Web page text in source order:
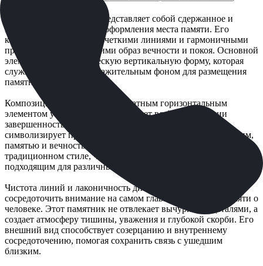
Памятник ММ/D-1191 представляет собой сдержанное и
элегантное решение для оформления места памяти. Его
конструкция отличается четкими линиями и гармоничными
пропорциями, создающими образ вечности и покоя. Основной
элемент имеет классическую вертикальную форму, которая
служит достойным и уважительным фоном для размещения
памятных надписей.
Композиция дополняется аккуратным горизонтальным
элементом у основания, что придает всей конструкции
завершенность и устойчивость. Такое оформление
символизирует прочную связь между прошлым и настоящим,
памятью и вечностью. Памятник ММ/D-1191 выполнен в
традиционном стиле, что делает его универсальным и
подходящим для различных мест упокоения.
Чистота линий и лаконичность дизайна позволяют
сосредоточить внимание на самом главном – светлой памяти о
человеке. Этот памятник не отвлекает вычурными деталями, а
создает атмосферу тишины, уважения и глубокой скорби. Его
внешний вид способствует созерцанию и внутреннему
сосредоточению, помогая сохранить связь с ушедшим
близким.